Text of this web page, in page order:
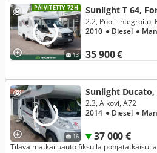
PÄIVITETTY 72H
13
Sunlight T 64,
35 900 €
2010 ● Diesel ●
16
Sunlight Ducato,
37 000 €
2.3, Alkovi, A72
2014 ● Diesel ●
Tilava matkailuauto fiksulla